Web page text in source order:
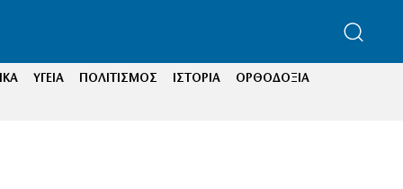
ΥΓΕΙΑ ΠΟΛΙΤΙΣΜΟΣ ΙΣΤΟΡΙΑ ΟΡΘΟΔΟΞΙΑ